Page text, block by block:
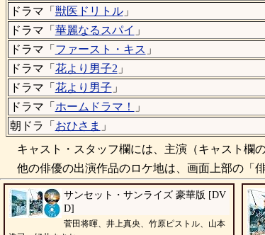
ドラマ「 獣医ドリトル」
ドラマ「 華麗なるスパイ 」
ドラマ「 ファースト・キス 」
ドラマ「 花より男子2 」
ドラマ「 花より男子 」
ドラマ「 ホームドラマ！ 」
朝ドラ「 おひさま 」
キャスト・スタッフ欄には、主演（キャスト欄
他の俳優の出演作品のロケ地は、画面上部の「
サンセット・サンライズ 豪華版 [DV
D]
菅田将暉、井上真央、竹原ピストル、山本